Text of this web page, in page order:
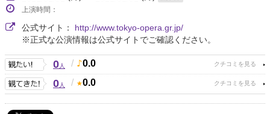
上演時間：
公式サイト： http://www.tokyo-opera.gr.jp/
※正式な公演情報は公式サイトでご確認ください。
0人 / 0.0
0人 / 0.0